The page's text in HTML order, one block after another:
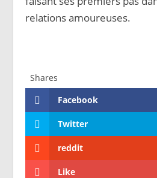
relations amoureuses.
Shares
Facebook
Twitter
reddit
Like